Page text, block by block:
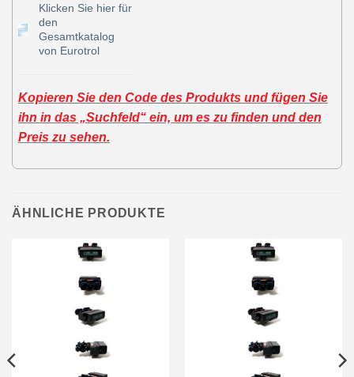
Klicken Sie hier für
den
Gesamtkatalog
von Eurotrol
Kopieren Sie den Code des Produkts und fügen Sie
ihn in das „Suchfeld“ ein, um es zu finden und den
Preis zu sehen.
ÄHNLICHE PRODUKTE